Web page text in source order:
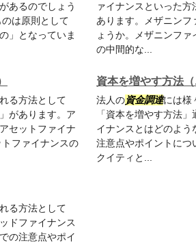
あるのでしょう
は原則として
」となっていま
ァイナンスといった
あります。メザニン
ょうか。メザニンフ
の中間的な...
る方法として
があります。ア
セットファイナ
ファイナンスの
資本を増やす方法
法人の資金調達には様
「資本を増やす方法
イナンスとはどのよう
注意点やポイントにつ
クイティと...
る方法として
ドファイナンス
の注意点やポイ